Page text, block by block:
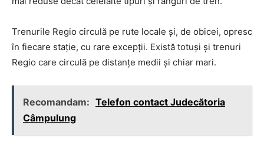
Trenurile Regio circulă pe rute locale și, de obicei, opresc
în fiecare stație, cu rare excepții. Există totuși și trenuri
Regio care circulă pe distanțe medii și chiar mari.
Recomandam: Telefon contact Judecătoria
Câmpulung